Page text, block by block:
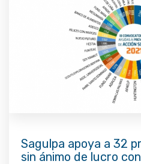
Sagulpa apoya a 32
sin ánimo de lucro